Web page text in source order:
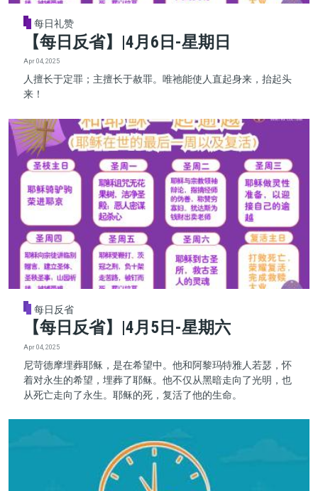
每日礼赞
【每日反省】|4月6日-星期日
Apr 04, 2025
人擅长于定罪；主擅长于赦罪。唯祂能使人直起身来，抬起头
来！
每日反省
【每日反省】|4月5日-星期六
Apr 04, 2025
尼苛德摩埋葬耶稣，是在希望中。他和阿黎玛特雅人若瑟，怀
着对永生的希望，埋葬了耶稣。他不仅从黑暗走向了光明，也
从死亡走向了永生。耶稣的死，复活了他的生命。